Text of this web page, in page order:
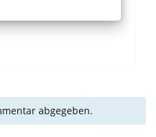
abgegeben.